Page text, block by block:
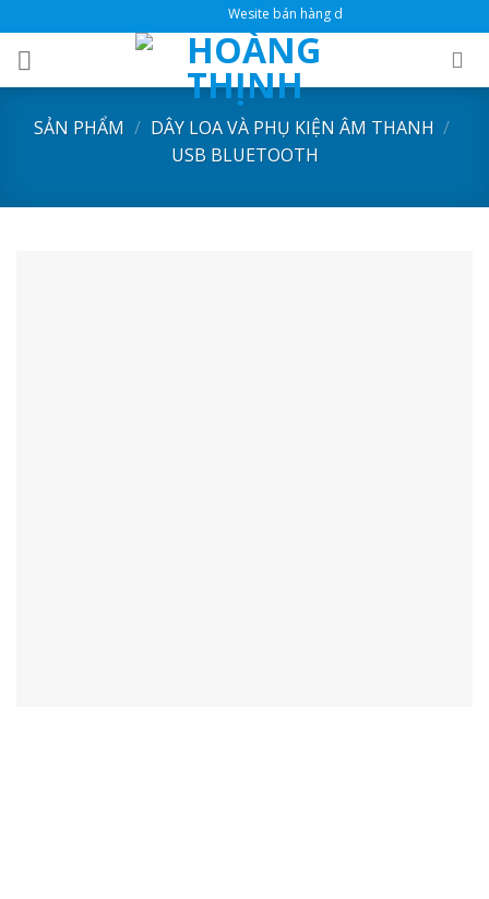
to
content
Wesite bán hàng dành cho đại lý
SẢN PHẨM / DÂY LOA VÀ PHỤ KIỆN ÂM THANH /
USB BLUETOOTH